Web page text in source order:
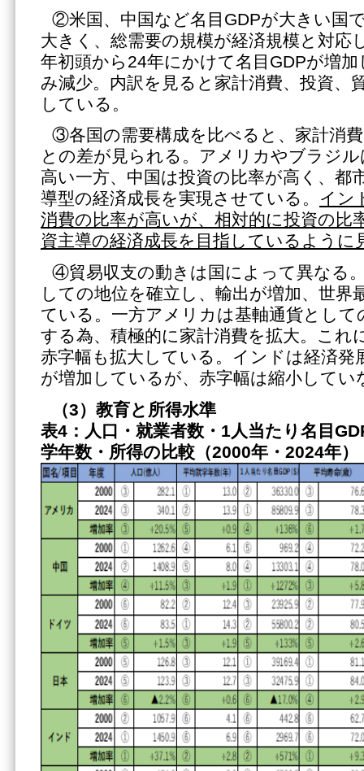
②米国、中国など名目GDPが大きい国
大きく、総需要の規模が経済規模と対応
年初頭から24年にかけて名目GDPが増
み減少。内訳を見ると家計消費、投資、
している。
③各国の需要構成を比べると、家計消
との差が見られる。アメリカやブラジ
高い一方、中国は投資の比率が高く、都
導型の経済成長を実現させている。 イン
消費の比率が高いが、相対的に投資の比
資主導の経済成長を目指しているように
④貿易収支の動きは国によって異なる
しての地位を確立し、輸出が増加、世界
ている。一方アメリカは基軸通貨として
する為、積極的に家計消費を拡大。これ
赤字幅も拡大している。インドは経済発
が増加しているが、赤字幅は縮小してい
（3）教育と所得水準
表4：人口・就業者数・1人当たり名目
学年数・所得の比較（2000年・2024年）